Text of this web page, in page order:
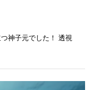
神子元でした！ 透視